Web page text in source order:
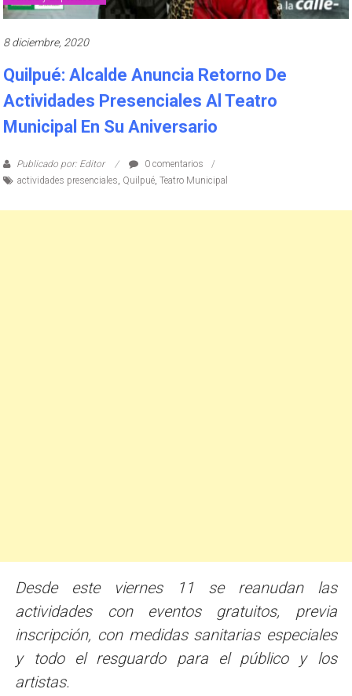
8 diciembre, 2020
Quilpué: Alcalde Anuncia Retorno De
Actividades Presenciales Al Teatro
Municipal En Su Aniversario
Publicado por: Editor
0 comentarios
actividades presenciales, Quilpué,Teatro Municipal
Desde este viernes 11 se reanudan las
actividades con eventos gratuitos, previa
inscripción, con medidas sanitarias especiales
y todo el resguardo para el público y los
artistas.